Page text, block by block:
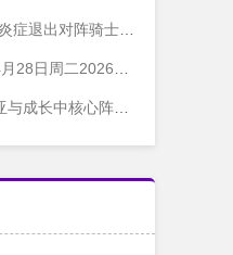
对阵骑士队第五战
季后赛三大最佳投注选择
阵容锁定季后赛席位